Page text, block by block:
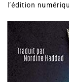
l’édition